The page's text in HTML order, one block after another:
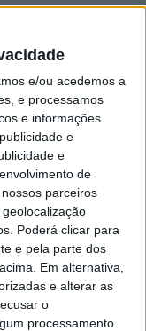
e/ou acedemos a
e processamos
e informações
e
e
de
parceiros
Poderá clicar para
e pela parte dos
Em alternativa,
e alterar as
o
processamento